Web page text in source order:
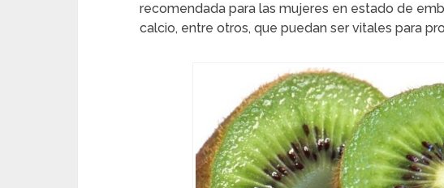
recomendada para las mujeres en estado de
calcio, entre otros, que puedan ser vitales para